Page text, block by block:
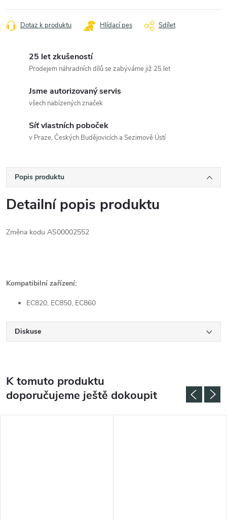
Dotaz k produktu Hlídací pes Sdílet
25 let zkušeností
Prodejem náhradních dílů se zabýváme již 25 let
Jsme autorizovaný servis
všech nabízených značek
Síť vlastních poboček
v Praze, Českých Budějovicích a Sezimově Ústí
Popis produktu
Detailní popis produktu
Změna kodu AS00002552
Kompatibilní zařízení:
EC820, EC850, EC860
Diskuse
K tomuto produktu
doporučujeme ještě dokoupit